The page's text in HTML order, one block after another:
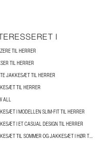
I
TIL HERRER
TIL HERRER
JAKKESÆT TIL HERRER
TIL HERRER
ALL
I MODELLEN SLIM-FIT TIL HERRER
I ET CASUAL DESIGN TIL HERRER
JAKKESÆT TIL SOMMER OG JAKKESÆT I HØR TIL HERRER